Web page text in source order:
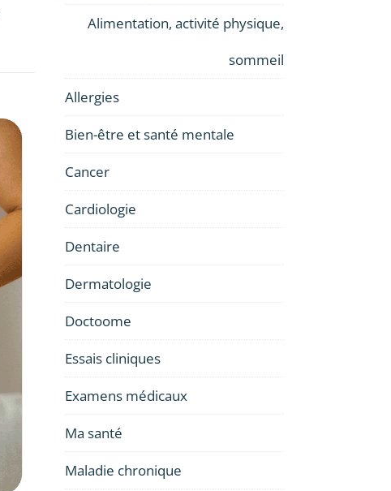
Alimentation, activité physique,
sommeil
Allergies
Bien-être et santé mentale
Cancer
Cardiologie
Dentaire
Dermatologie
Doctoome
Essais cliniques
Examens médicaux
Ma santé
Maladie chronique